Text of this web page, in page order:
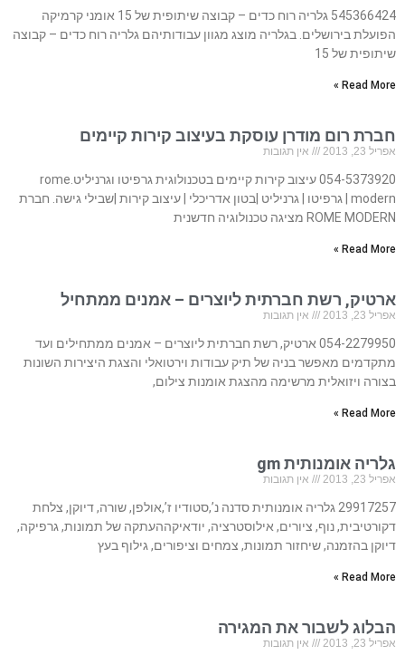
545366424 גלריה רוח כדים – קבוצה שיתופית של 15 אומני קרמיקה
הפועלת בירושלים. בגלריה מוצג מגוון עבודותיהם גלריה רוח כדים – קבוצה
שיתופית של 15
Read More »
חברת רום מודרן עוסקת בעיצוב קירות קיימים
אפריל 23, 2013 אין תגובות
054-5373920 עיצוב קירות קיימים בטכנולוגית גרפיטו וגרניליט.rome
modern | גרפיטו | גרניליט |בטון אדריכלי | עיצוב קירות |שבילי גישה. חברת
ROME MODERN מציגה טכנולוגיה חדשנית
Read More »
ארטיק, רשת חברתית ליוצרים – אמנים ממתחיל
אפריל 23, 2013 אין תגובות
054-2279950 ארטיק, רשת חברתית ליוצרים – אמנים ממתחילים ועד
מתקדמים מאפשר בניה של תיק עבודות וירטואלי והצגת היצירות השונות
בצורה ויזואלית מרשימה מהצגת אומנות צילום,
Read More »
גלריה אומנותית gm
אפריל 23, 2013 אין תגובות
29917257 גלריה אומנותית סדנה נ’,סטודיו ז’,אולפן, שורה, דיוקן, צלחת
דקורטיבית, נוף, ציורים, אילוסטרציה, יודאיקההעתקה של תמונות, גרפיקה,
דיוקן בהזמנה, שיחזור תמונות, צמחים וציפורים, גילוף בעץ
Read More »
הבלוג לשבור את המגירה
אפריל 23, 2013 אין תגובות